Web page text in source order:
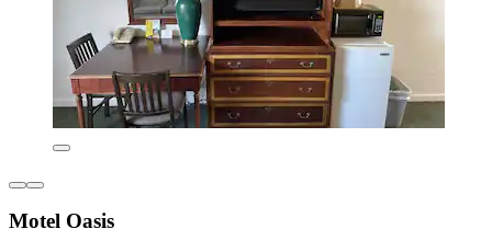
Motel Oasis